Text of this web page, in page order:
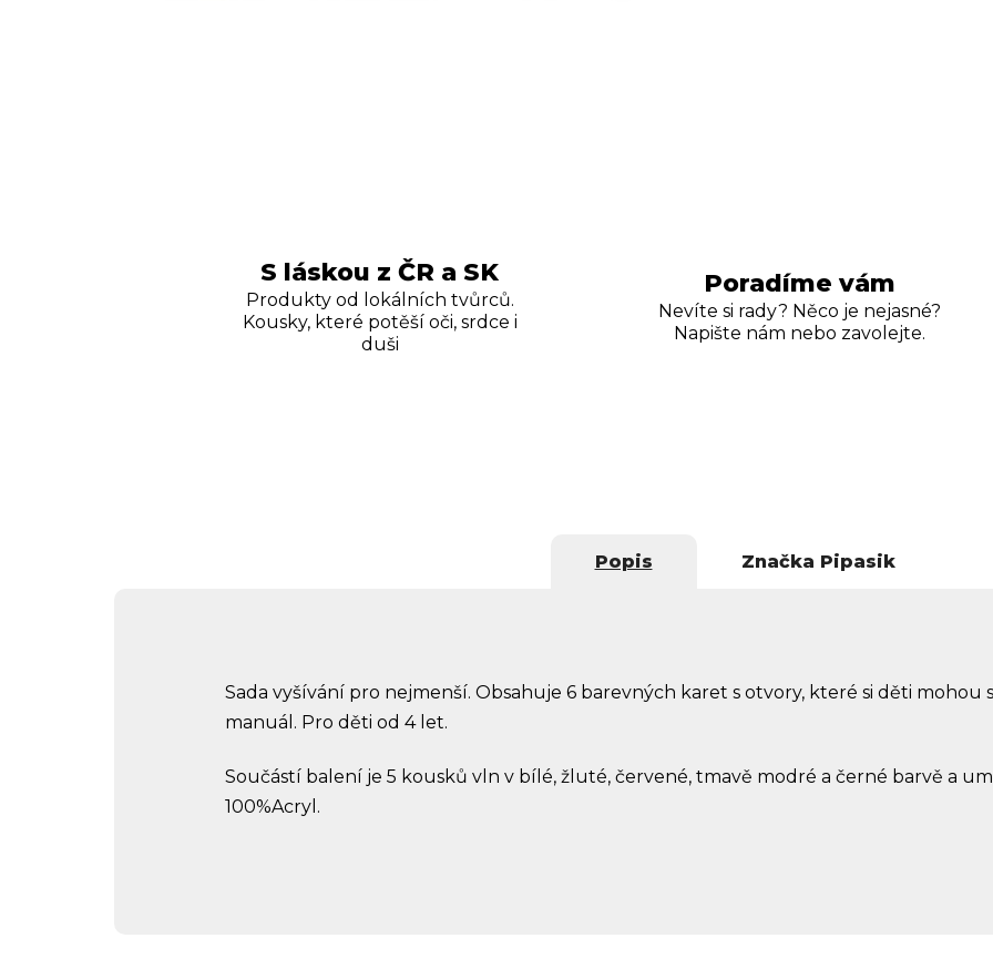
S láskou z ČR a SK
Produkty od lokálních tvůrců.
Kousky, které potěší oči, srdce i
duši
Poradíme vám
Nevíte si rady? Něco je nejasné?
Napište nám nebo zavolejte.
Popis Značka Pipasik
Sada vyšívání pro nejmenší. Obsahuje 6 barevných karet s otvory, které si děti mohou
manuál. Pro děti od 4 let.
Součástí balení je 5 kousků vln v bílé, žluté, červené, tmavě modré a černé barvě a
100%Acryl.